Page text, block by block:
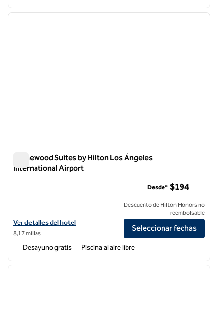
1 de 12
Homewood Suites by Hilton Los Ángeles
International Airport
Ver detalles del hotel Homewood Suites by Hilton Los Angeles
Ver detalles del hotel
8,17 millas
Desde* $194
Descuento de Hilton Honors no
reembolsable
Seleccionar fechas
Desayuno gratis Piscina al aire libre
1 de 12